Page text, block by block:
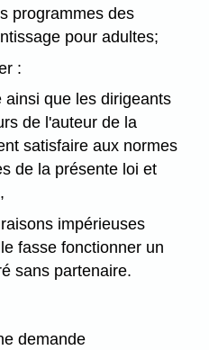
programmes des
pour adultes;
:
ainsi que les dirigeants
de l'auteur de la
satisfaire aux normes
de la présente loi et
impérieuses
fasse fonctionner un
sans partenaire.
demande